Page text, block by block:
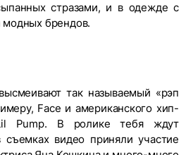
стразами, и в одежде с
брендов.
так называемый «рэп
Face и американского хип-
Pump. В ролике тебя ждут
съемках видео приняли участие